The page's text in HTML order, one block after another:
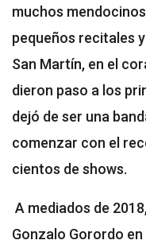
muchos
pequeños recitales
San Martín, en el
dieron paso a los
dejó de ser una
comenzar con el
cientos de shows.
A mediados de
Gonzalo Gorordo